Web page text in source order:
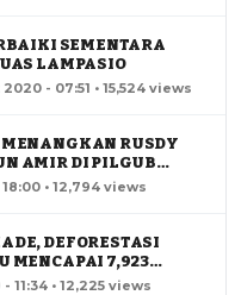
SEMENTARA
LAMPASIO
- 07:51 • 15,524 views
RUSDY
AMIR DI PILGUB
• 12,794 views
DEFORESTASI
MENCAPAI 7,923
11:34 • 12,225 views